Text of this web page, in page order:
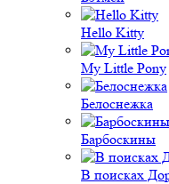
Hello Kitty
My Little Pony
Белоснежка
Барбоскины
В поисках